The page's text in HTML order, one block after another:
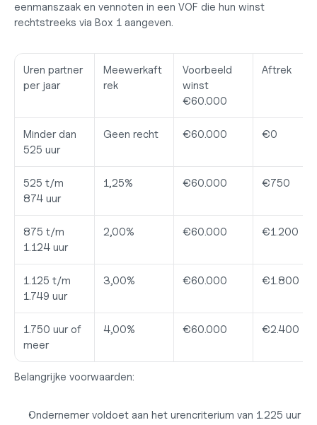
eenmanszaak en vennoten in een VOF die hun winst
rechtstreeks via Box 1 aangeven.
Uren partner
per jaar
Meewerkaft
rek
Voorbeeld
winst
€60.000
Aftrek
Minder dan
525 uur
Geen recht €60.000 €0
525 t/m
874 uur
1,25% €60.000 €750
875 t/m
1.124 uur
2,00% €60.000 €1.200
1.125 t/m
1.749 uur
3,00% €60.000 €1.800
1.750 uur of
meer
4,00% €60.000 €2.400
Belangrijke voorwaarden:
Ondernemer voldoet aan het urencriterium van 1.225 uur